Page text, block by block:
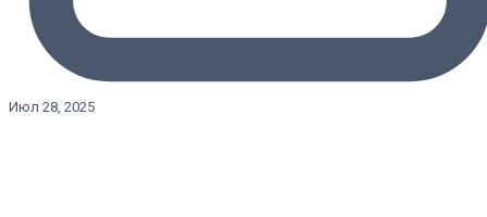
Июл 28, 2025